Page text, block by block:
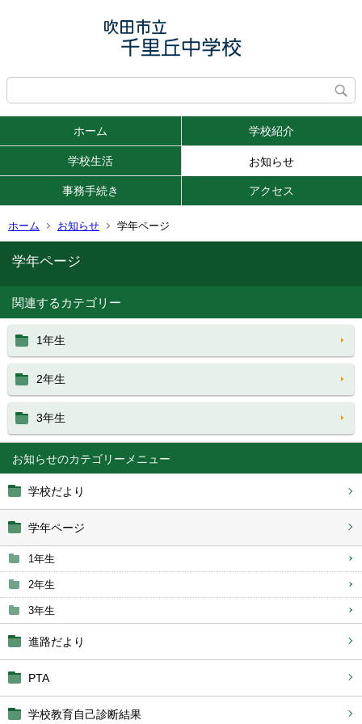
ホーム 学校紹介
学校生活 お知らせ
事務手続き アクセス
ホーム お知らせ 学年ページ
お知らせ
学校だより
学年ページ
1年生
2年生
3年生
進路だより
PTA
学校教育自己診断結果
学年ページ
関連するカテゴリー
1年生
2年生
3年生